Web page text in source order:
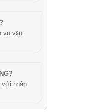
vụ vận
với nhân